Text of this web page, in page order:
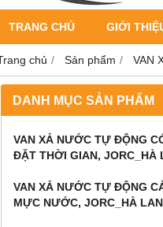
TRANG CHỦ GIỚI
chủ Sản phẩm VAN
DANH MỤC SẢN PHẨM
VAN XẢ NƯỚC TỰ ĐỘNG
ĐẶT THỜI GIAN, JORC_HÀ
VAN XẢ NƯỚC TỰ ĐỘNG
MỰC NƯỚC, JORC_HÀ LAN